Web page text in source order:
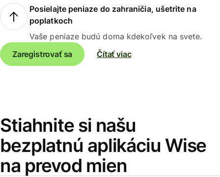
Posielajte peniaze do zahraničia, ušetrite na
poplatkoch
Vaše peniaze budú doma kdekoľvek na svete.
Zaregistrovať sa
Čítať viac
Stiahnite si našu
bezplatnú aplikáciu Wise
na prevod mien